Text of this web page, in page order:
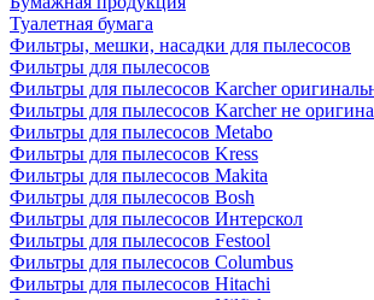
Туалетная бумага
Фильтры, мешки, насадки для пылесосов
Фильтры для пылесосов
Фильтры для пылесосов Karcher
Фильтры для пылесосов Karcher не
Фильтры для пылесосов Metabo
Фильтры для пылесосов Kress
Фильтры для пылесосов Makita
Фильтры для пылесосов Bosh
Фильтры для пылесосов Интерскол
Фильтры для пылесосов Festool
Фильтры для пылесосов Columbus
Фильтры для пылесосов Hitachi